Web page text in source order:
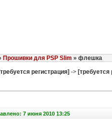
Прошивки для PSP Slim » флешка
регистрация] -> [требуется
7 июня 2010 13:25